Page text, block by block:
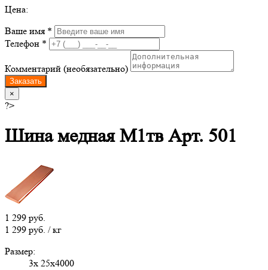
Цена:
Ваше имя *
Телефон *
Комментарий (необязательно)
Заказать
×
?>
Шина медная М1тв Арт. 501
1 299 руб.
1 299 руб. / кг
Размер:
3х 25х4000